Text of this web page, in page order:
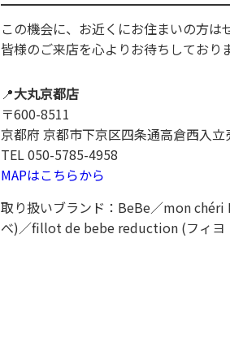
この機会に、お近くにお住まいの方
皆様のご来店を心よりお待ちしておりま
📍大丸京都店
〒600-8511
京都府 京都市下京区四条通高倉西入立
TEL 050-5785-4958
MAPはこちらから
取り扱いブランド：BeBe／mon
べ)／fillot de bebe reduction (フィヨ